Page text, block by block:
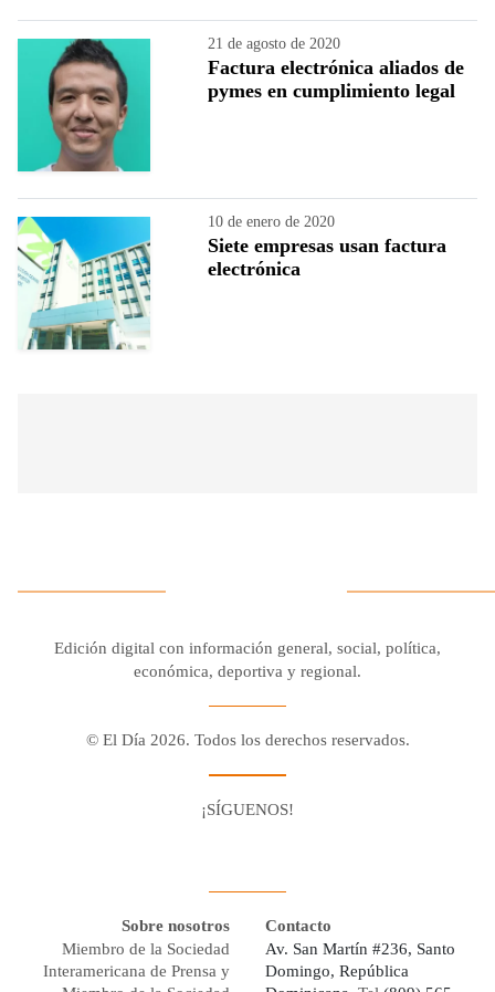
21 de agosto de 2020
Factura electrónica aliados de
pymes en cumplimiento legal
10 de enero de 2020
Siete empresas usan factura
electrónica
Edición digital con información general, social, política,
económica, deportiva y regional.
© El Día 2026. Todos los derechos reservados.
¡SÍGUENOS!
Sobre nosotros
Miembro de la Sociedad
Interamericana de Prensa y
Contacto
Av. San Martín #236, Santo
Domingo, República